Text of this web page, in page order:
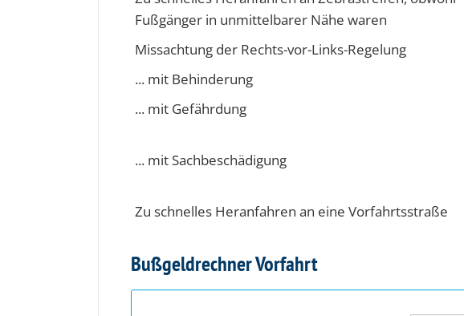
Fußgänger in unmittelbarer Nähe waren
Missachtung der Rechts-vor-Links-Regelung
... mit Behinderung
... mit Gefährdung
... mit Sachbeschädigung
Zu schnelles Heranfahren an eine Vorfahrtsstraße
Bußgeldrechner Vorfahrt